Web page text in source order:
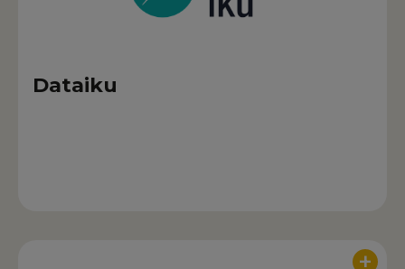
Dataiku
+